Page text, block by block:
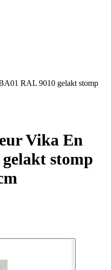
RAL 9010 gelakt stomp
Vika En
stomp